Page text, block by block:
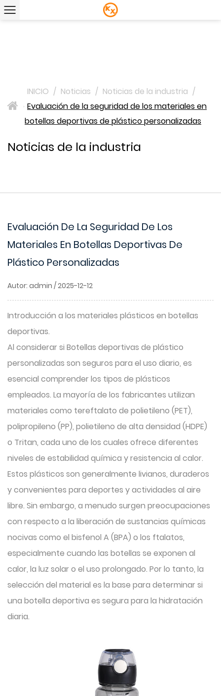
>
INICIO / Noticias / Noticias de la industria /
Evaluación de la seguridad de los materiales en
botellas deportivas de plástico personalizadas
Noticias de la industria
Evaluación De La Seguridad De Los
Materiales En Botellas Deportivas De
Plástico Personalizadas
Autor: admin / 2025-12-12
Introducción a los materiales plásticos en botellas
deportivas.
Al considerar si Botellas deportivas de plástico
personalizadas son seguros para el uso diario, es
esencial comprender los tipos de plásticos
empleados. La mayoría de los fabricantes utilizan
materiales como tereftalato de polietileno (PET),
polipropileno (PP), polietileno de alta densidad (HDPE)
o Tritan, cada uno de los cuales ofrece diferentes
niveles de estabilidad química y resistencia al calor.
Estos plásticos son generalmente livianos, duraderos
y convenientes para deportes y actividades al aire
libre. Sin embargo, a menudo surgen preocupaciones
con respecto a la liberación de sustancias químicas
nocivas como el bisfenol A (BPA) o los ftalatos,
especialmente cuando las botellas se exponen al
calor, la luz solar o el uso prolongado. Por lo tanto, la
selección del material es la base para determinar si
una botella deportiva es segura para la hidratación
diaria.